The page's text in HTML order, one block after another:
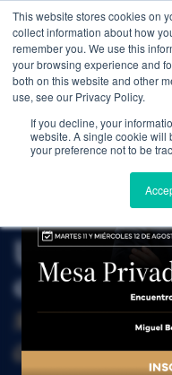
This website stores cookies on
collect information about how
remember you. We use this
your browsing experience and
both on this website and other
use, see our Privacy Policy.
If you decline, your
website. A single cookie will
your preference not to be
WEALTH
Una
sin
compromiso.